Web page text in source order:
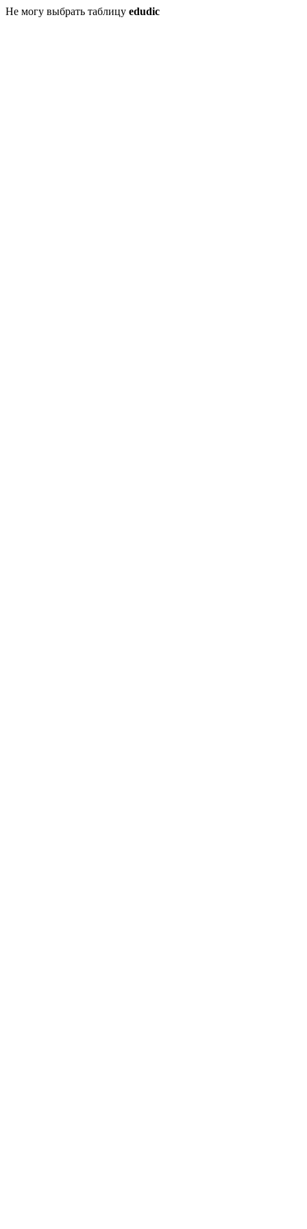
Не могу выбрать таблицу edudic